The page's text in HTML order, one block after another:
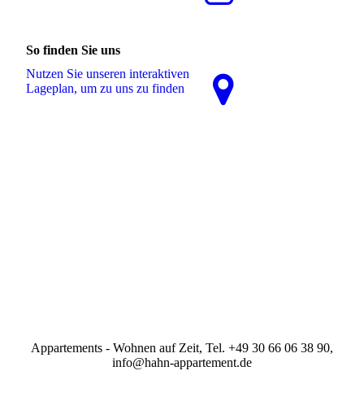
So finden Sie uns
Nutzen Sie unseren interaktiven
La­ge­plan, um zu uns zu finden
Appartements - Wohnen auf Zeit, Tel. +49 30 66 06 38 90,
info@hahn-appartement.de